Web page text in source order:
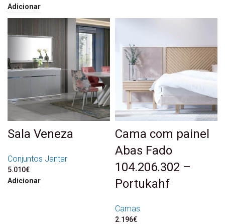
Adicionar
Sala Veneza
Conjuntos Jantar
5.010€
Adicionar
Cama com painel
Abas Fado
104.206.302 –
Portukahf
Camas
2.196€